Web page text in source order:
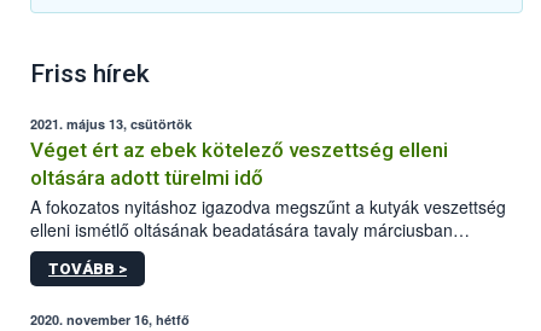
Friss hírek
2021. május 13, csütörtök
Véget ért az ebek kötelező veszettség elleni
oltására adott türelmi idő
A fokozatos nyitáshoz igazodva megszűnt a kutyák veszettség
elleni ismétlő oltásának beadatására tavaly márciusban
elrendelt türelmi idő. A hatóság kéri az érintett kutyatartókat,
hogy lehetőség szerint mielőbb pótolják állatuknál az
TOVÁBB >
2020. november 16, hétfő